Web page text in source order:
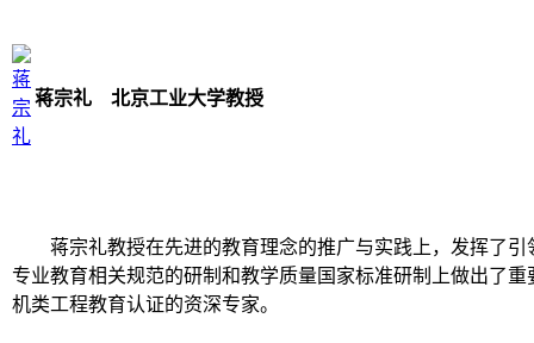
蒋宗礼 北京工业大学教授
蒋宗礼教授在先进的教育理念的推广与实践上，发挥了
专业教育相关规范的研制和教学质量国家标准研制上做出了重
机类工程教育认证的资深专家。